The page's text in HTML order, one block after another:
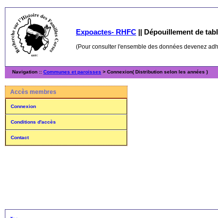
Expoactes- RHFC || Dépouillement de
(Pour consulter l'ensemble des données devenez
Navigation :: Communes et paroisses > Connexion( Distribution selon les années )
Accès membres
Connexion
Conditions d'accès
Contact